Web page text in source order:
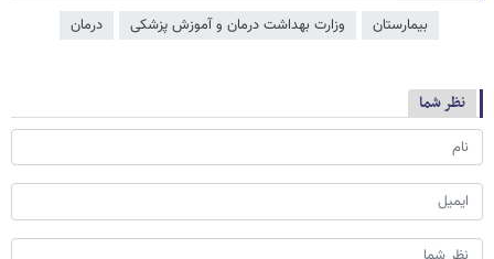
بیمارستان وزارت بهداشت درمان و آموزش پزشکی درمان
نظر شما